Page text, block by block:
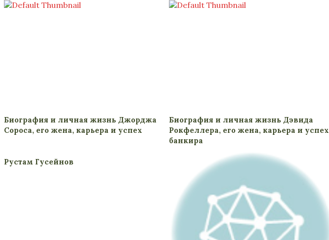
Биография и личная жизнь Джорджа
Сороса, его жена, карьера и успех
Биография и личная жизнь Дэвида
Рокфеллера, его жена, карьера и успех
банкира
Рустам Гусейнов